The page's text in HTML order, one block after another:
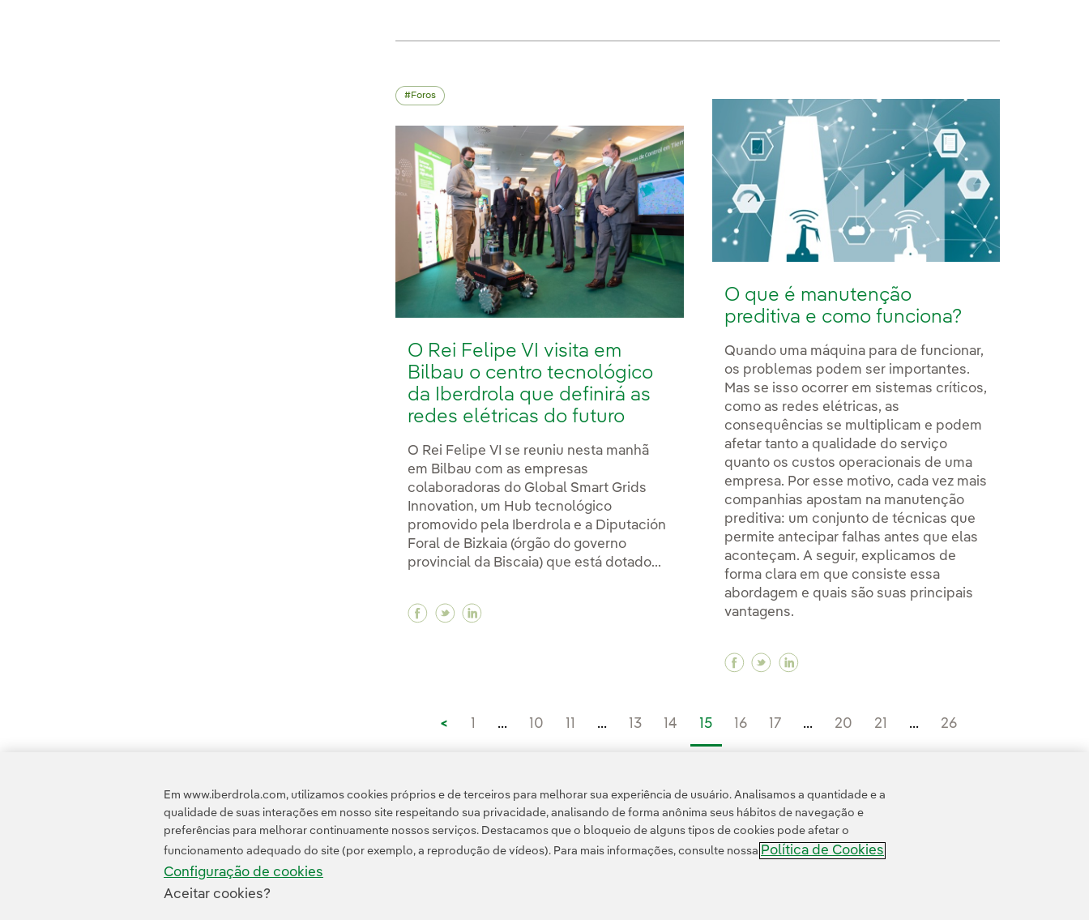
Foros
O Rei Felipe VI visita em
Bilbau o centro tecnológico
da Iberdrola que definirá as
redes elétricas do futuro
O Rei Felipe VI se reuniu nesta manhã
em Bilbau com as empresas
colaboradoras do Global Smart Grids
Innovation, um Hub tecnológico
promovido pela Iberdrola e a Diputación
Foral de Bizkaia (órgão do governo
provincial da Biscaia) que está dotado...
Facebook O Rei Felipe VI visita em Bilbau o centro tecnológico da Iberdrola que definirá as
Twitter O Rei Felipe VI visita em Bilbau o centro tecnológico da Iberdrola que definirá as
Linkedin O Rei Felipe VI visita em Bilbau o centro tecnológico da Iberdrola que definirá
O que é manutenção
preditiva e como funciona?
Quando uma máquina para de funcionar,
os problemas podem ser importantes.
Mas se isso ocorrer em sistemas críticos,
como as redes elétricas, as
consequências se multiplicam e podem
afetar tanto a qualidade do serviço
quanto os custos operacionais de uma
empresa. Por esse motivo, cada vez mais
companhias apostam na manutenção
preditiva: um conjunto de técnicas que
permite antecipar falhas antes que elas
aconteçam. A seguir, explicamos de
forma clara em que consiste essa
abordagem e quais são suas principais
vantagens.
Facebook O que é manutenção preditiva e como
Twitter O que é manutenção preditiva e como
< 1 ... 10 11 ... 13 14 15 16 17 ... 20 21 ... 26
Em www.iberdrola.com, utilizamos cookies próprios e de terceiros para melhorar sua experiência de usuário. Analisamos a quantidade e a
qualidade de suas interações em nosso site respeitando sua privacidade, analisando de forma anônima seus hábitos de navegação e
preferências para melhorar continuamente nossos serviços. Destacamos que o bloqueio de alguns tipos de cookies pode afetar o
funcionamento adequado do site (por exemplo, a reprodução de vídeos). Para mais informações, consulte nossa Política de Cookies
Configuração de cookies
Aceitar cookies?